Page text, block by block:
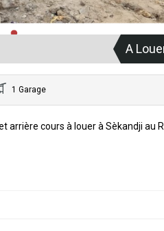
A
1 Garage
arrière cours à louer à Sèkandji au